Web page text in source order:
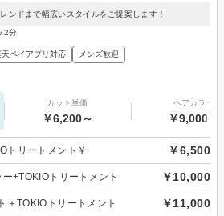
ンドまで幅広いスタイルをご提案します！
2分
天ペイアプリ対応 メンズ歓迎
カット単価
￥6,200～
ヘアカラー
￥9,000～
トリートメント￥ ￥6,500
+TOKIOトリートメント ￥10,000
TOKIOトリートメント ￥11,000